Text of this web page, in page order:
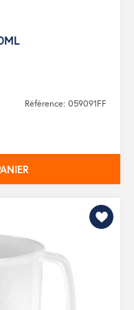
Référence: 059091FF